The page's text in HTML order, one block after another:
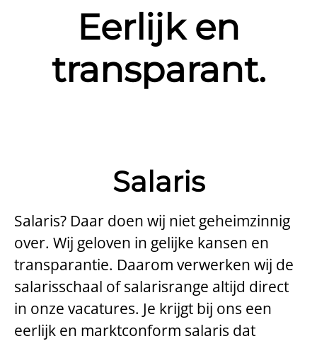
Eerlijk en
transparant.
Salaris
Salaris? Daar doen wij niet geheimzinnig
over. Wij geloven in gelijke kansen en
transparantie. Daarom verwerken wij de
salarisschaal of salarisrange altijd direct
in onze vacatures. Je krijgt bij ons een
eerlijk en marktconform salaris dat